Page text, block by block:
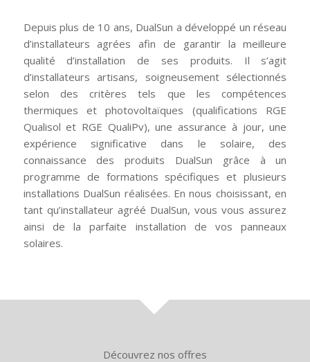
Depuis plus de 10 ans, DualSun a développé un réseau
d’installateurs agrées afin de garantir la meilleure
qualité d’installation de ses produits. Il s’agit
d’installateurs artisans, soigneusement sélectionnés
selon des critères tels que les compétences
thermiques et photovoltaïques (qualifications RGE
Qualisol et RGE QualiPv), une assurance à jour, une
expérience significative dans le solaire, des
connaissance des produits DualSun grâce à un
programme de formations spécifiques et plusieurs
installations DualSun réalisées. En nous choisissant, en
tant qu’installateur agréé DualSun, vous vous assurez
ainsi de la parfaite installation de vos panneaux
solaires.
Découvrez nos offres